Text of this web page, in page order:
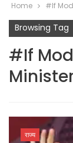
Home #If
Browsing Tag
#If
राज्य